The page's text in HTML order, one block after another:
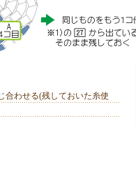
合わせる(残しておいた糸使